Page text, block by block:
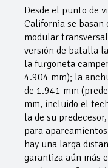
Desde el punto de
California se
modular
versión de batalla
la furgoneta
4.904 mm); la
de 1.941 mm
mm, incluido el
la de su
para
hay una larga
garantiza aún más